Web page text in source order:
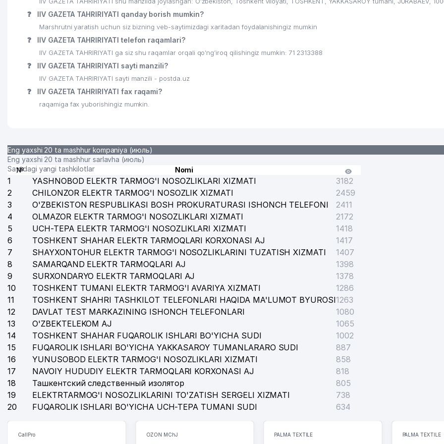
24 ATROF-MUHITNI MUHOFAZA QILISH SOHASIDA ANALITIK NAZORATGA IXTISOSLAShGAN MARKAZI
ORKHIDEYEVS MChJ
VET-PROFI MChJ
27 KEY SOLUTIONS MChJ
28 QUYOSH-KONSAL MChJ
DAVR BANK XUSUSIY AKSIYADORLIK TIJORAT BANK YAKKASAROY FILIALI
31 A-NIKA MChJ
32 PAXTASANOAT ILMIY MARKAZI AJ
KREATIV STUDIO KARAVAN MChJ
CARAVAN GROUP MChJ
KATTA TANAFFUS BILIMDON NODAVLAT TA'LIM MUASSASASI
CABONO MChJ
O'ZBEKISTON EVREY MILLIY MADANIYAT MARKAZI
AVDET KRIM TATAR MILLIY MADANIYAT MARKAZI
DILRUZ MChJ
UBI CONSULTING MChJ
AGRO PROM STROY PERLIT MChJ
SARUS BIZNES SERVIS MChJ
TOSHKENT SHAHRI TASHKILOT TELEFONLARI HAQIDA MA'LUMOT BYUROSI
ANDIJONKABEL QK AJ
46 XONADON VA TASHKILOT TELEFONLAR XAQIDA MA'LUMOT BYUROSI
❓ IIV GAZETA TAHRIRIYATI qanday borish mumkin?
Marshrutni yaratish uchun siz bizning veb-saytimizdagi xaritadan foydalanishingiz mumkin
❓ IIV GAZETA TAHRIRIYATI telefon raqamlari?
IIV GAZETA TAHRIRIYATI ga siz shu raqamlar orqali qo’ng’iroq qilishingiz mumkin: 71 2313388
❓ IIV GAZETA TAHRIRIYATI sayti manzili?
IIV GAZETA TAHRIRIYATI sayti manzili - postda.uz
❓ IIV GAZETA TAHRIRIYATI fax raqami?
raqamiga fax yuborishingiz mumkin.
Eng yaxshi 20 ta mashhur kompaniya (июль)
Eng yaxshi 20 ta mashhur sarlavha (июль)
Saytdagi yangi tashkilotlar
№ Nomi
1 YASHNOBOD ELEKTR TARMOG'I NOSOZLIKLARI XIZMATI
3182
2
CHILONZOR ELEKTR TARMOG'I NOSOZLIK XIZMATI
2459
3
O'ZBEKISTON RESPUBLIKASI BOSH PROKURATURASI ISHONCH TELEFONI
2411
4
OLMAZOR ELEKTR TARMOG'I NOSOZLIKLARI XIZMATI
2172
5
UCH-TEPA ELEKTR TARMOG'I NOSOZLIKLARI XIZMATI
1418
6
TOSHKENT SHAHAR ELEKTR TARMOQLARI KORXONASI AJ
1417
7
SHAYXONTOHUR ELEKTR TARMOG'I NOSOZLIKLARINI TUZATISH XIZMATI
1407
8
SAMARQAND ELEKTR TARMOQLARI AJ
1398
9
SURXONDARYO ELEKTR TARMOQLARI AJ
1378
10
TOSHKENT TUMANI ELEKTR TARMOG'I AVARIYA XIZMATI
1286
11
TOSHKENT SHAHRI TASHKILOT TELEFONLARI HAQIDA MA'LUMOT BYUROSI1263
12
DAVLAT TEST MARKAZINING ISHONCH TELEFONLARI
1080
13
O'ZBEKTELEKOM AJ
1065
14
TOSHKENT SHAHAR FUQAROLIK ISHLARI BO'YICHA SUDI
1002
15
FUQAROLIK ISHLARI BO'YICHA YAKKASAROY TUMANLARARO SUDI
887
16
YUNUSOBOD ELEKTR TARMOG'I NOSOZLIKLARI XIZMATI
858
17
NAVOIY HUDUDIY ELEKTR TARMOQLARI KORXONASI AJ
818
18
Ташкентский следственный изолятор
805
19
ELEKTRTARMOG'I NOSOZLIKLARINI TO'ZATISH SERGELI XIZMATI
738
20
FUQAROLIK ISHLARI BO'YICHA UCH-TEPA TUMANI SUDI 634
CallPro OZON MChJ PALMA TEXTILE PALMA TEXTILE